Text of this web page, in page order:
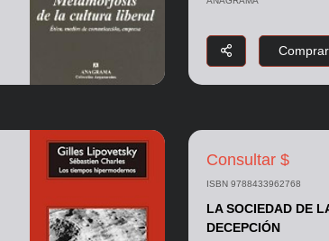
Comprar
Consultar $
ISBN 9788433962768
LA SOCIEDAD DE
DECEPCIÓN